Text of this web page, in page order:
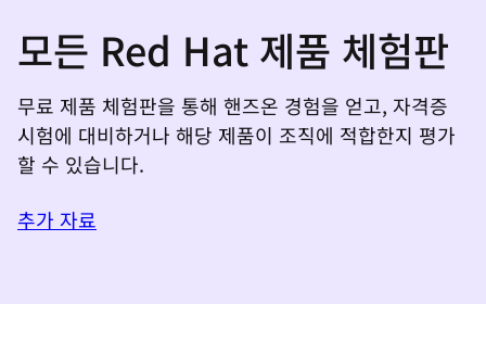
모든 Red Hat 제품 체험판
무료 제품 체험판을 통해 핸즈온 경험을 얻고, 자격증
시험에 대비하거나 해당 제품이 조직에 적합한지 평가
할 수 있습니다.
추가 자료